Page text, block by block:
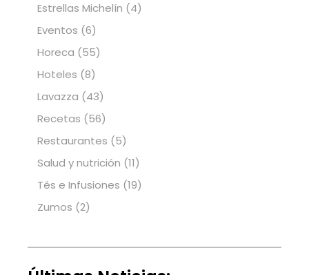
Estrellas Michelín (4)
Eventos (6)
Horeca (55)
Hoteles (8)
Lavazza (43)
Recetas (56)
Restaurantes (5)
Salud y nutrición (11)
Tés e Infusiones (19)
Zumos (2)